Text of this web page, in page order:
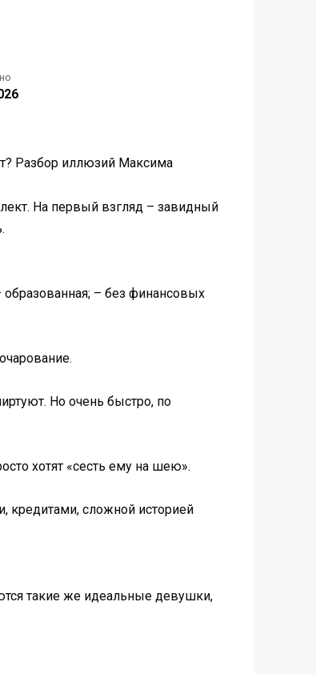
Разбор иллюзий Максима
На первый взгляд – завидный
– без финансовых
Но очень быстро, по
хотят «сесть ему на шею».
кредитами, сложной историей
такие же идеальные девушки,